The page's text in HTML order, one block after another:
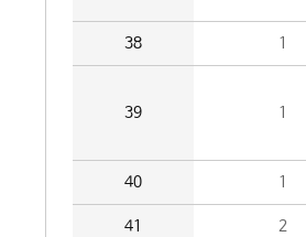
38 1
39 1
40 1
41 2